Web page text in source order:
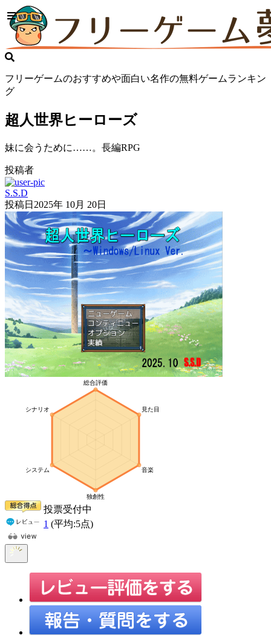
フリーゲームのおすすめや面白い名作の無料ゲームランキン
グ
超人世界ヒーローズ
妹に会うために……。長編RPG
投稿者
S.S.D
投稿日 2025年 10月 20日
投票受付中
1 (平均:5点)